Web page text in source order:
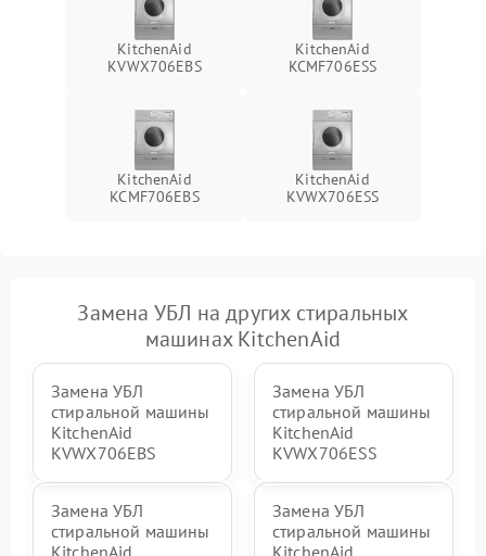
KitchenAid
KVWX706EBS
KitchenAid
KCMF706ESS
KitchenAid
KCMF706EBS
KitchenAid
KVWX706ESS
Замена УБЛ на других стиральных
машинах KitchenAid
Замена УБЛ
стиральной машины
KitchenAid
KVWX706EBS
Замена УБЛ
стиральной машины
KitchenAid
KVWX706ESS
Замена УБЛ
стиральной машины
Замена УБЛ
стиральной машины